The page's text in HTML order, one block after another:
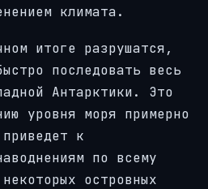
климата.
итоге разрушатся,
последовать весь
Антарктики. Это
уровня моря примерно
к
по всему
островных